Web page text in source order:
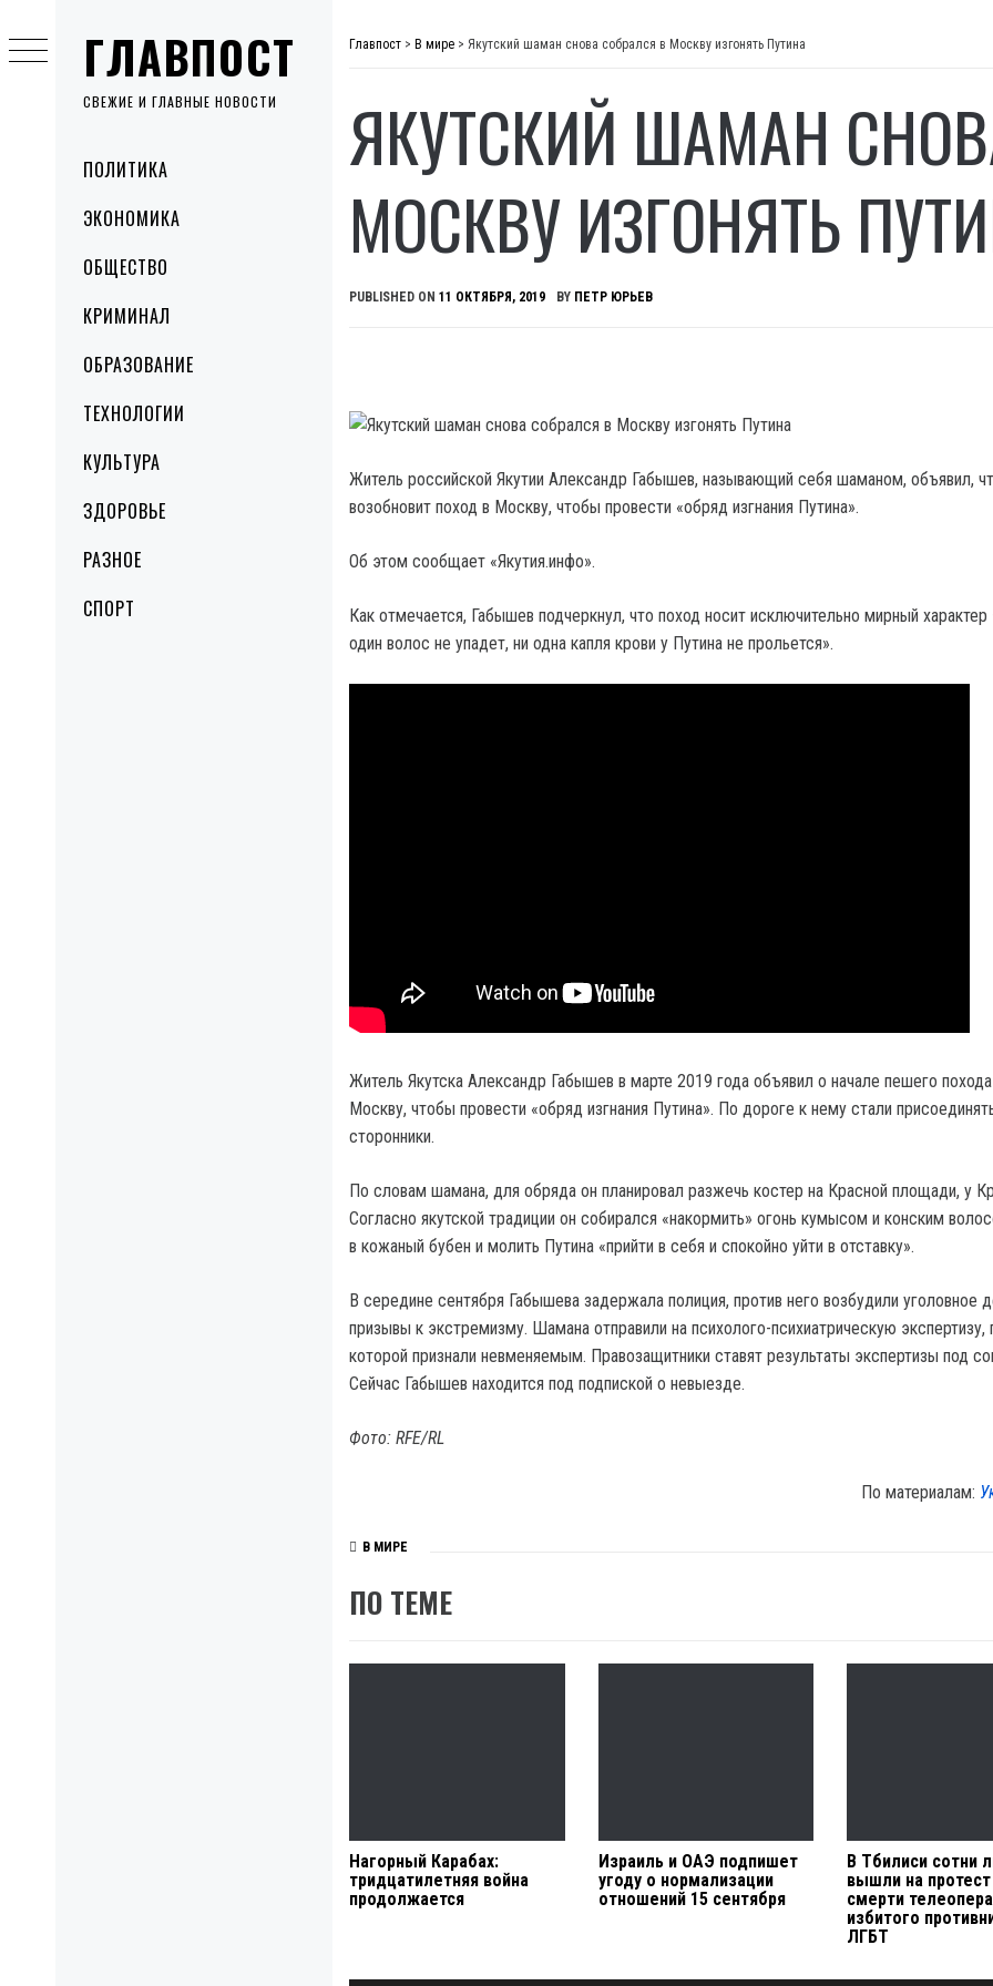
ГЛАВПОСТ
СВЕЖИЕ И ГЛАВНЫЕ НОВОСТИ
MenuПОЛИТИКА
ЭКОНОМИКА
ОБЩЕСТВО
КРИМИНАЛ
ОБРАЗОВАНИЕ
ТЕХНОЛОГИИ
КУЛЬТУРА
ЗДОРОВЬЕ
РАЗНОЕ
СПОРТ
to
content
Главпост > В мире > Якутский шаман снова собрался в Москву изгонять Путина
ЯКУТСКИЙ ШАМАН
МОСКВУ ИЗГОНЯТЬ
PUBLISHED ON 11 ОКТЯБРЯ, 2019 BY ПЕТР ЮРЬЕВ
Житель российской Якутии Александр Габышев, называющий себя шаманом, объявил,
возобновит поход в Москву, чтобы провести «обряд изгнания Путина».
Об этом сообщает «Якутия.инфо».
Как отмечается, Габышев подчеркнул, что поход носит исключительно мирный характер
один волос не упадет, ни одна капля крови у Путина не прольется».
Житель Якутска Александр Габышев в марте 2019 года объявил о начале пешего
Москву, чтобы провести «обряд изгнания Путина». По дороге к нему стали
сторонники.
По словам шамана, для обряда он планировал разжечь костер на Красной площади, у
Согласно якутской традиции он собирался «накормить» огонь кумысом и конским
в кожаный бубен и молить Путина «прийти в себя и спокойно уйти в отставку».
В середине сентября Габышева задержала полиция, против него возбудили уголовное
призывы к экстремизму. Шамана отправили на психолого-психиатрическую экспертизу,
которой признали невменяемым. Правозащитники ставят результаты экспертизы под
Сейчас Габышев находится под подпиской о невыезде.
Фото: RFE/RL
По материалам:
В МИРЕ
ПО ТЕМЕ
Нагорный Карабах:
тридцатилетняя война
продолжается
Израиль и ОАЭ подпишет
угоду о нормализации
отношений 15 сентября
В Тбилиси сотни
вышли на
смерти
избитого
ЛГБТ